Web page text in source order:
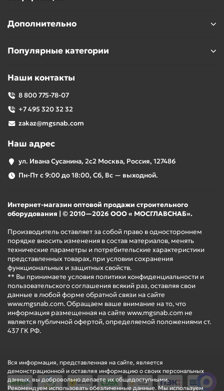
Вся информация, представленная на сайте, является
демонстрационной и оставляя информацию о своих персональных
данных, вы добровольно делаете их общедоступными.
Рекомендуем использовать обезличенные данные. Мы используем
Дополнительно
Популярные категории
Наши контакты
8 800 775-78-07
+7 495 320 32 32
zakaz@mgsnab.com
Наш адрес
ул. Ивана Сусанина, 2с2 Москва, Россия, 127486
Пн-Пт с 9:00 до 18:00, Сб, Вс — выходной.
Интернет-магазин оптовой продажи строительного
оборудования | © 2010—2026 ООО « МОСГЛАВСНАБ».
Производитель оставляет за собой право в одностороннем
порядке вносить изменения в состав материалов, менять
технические параметры и потребительские характеристики
представленных товарах, при условии сохранения
функциональных и защитных свойств.
** Вы принимаете условия политики конфиденциальности и
пользовательского соглашения всякий раз, оставляя свои
данные в любой форме обратной связи на сайте
www.mgsnab.com. Обращаем ваше внимание на то, что
информация размещенная на сайте www.mgsnab.com не
является публичной офертой, определяемой положениями ст.
437 ГК РФ.